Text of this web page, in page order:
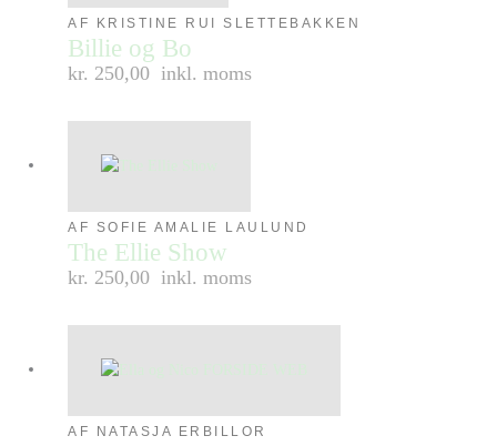
AF KRISTINE RUI SLETTEBAKKEN
Billie og Bo
kr. 250,00 inkl. moms
AF SOFIE AMALIE LAULUND
The Ellie Show
kr. 250,00 inkl. moms
AF NATASJA ERBILLOR